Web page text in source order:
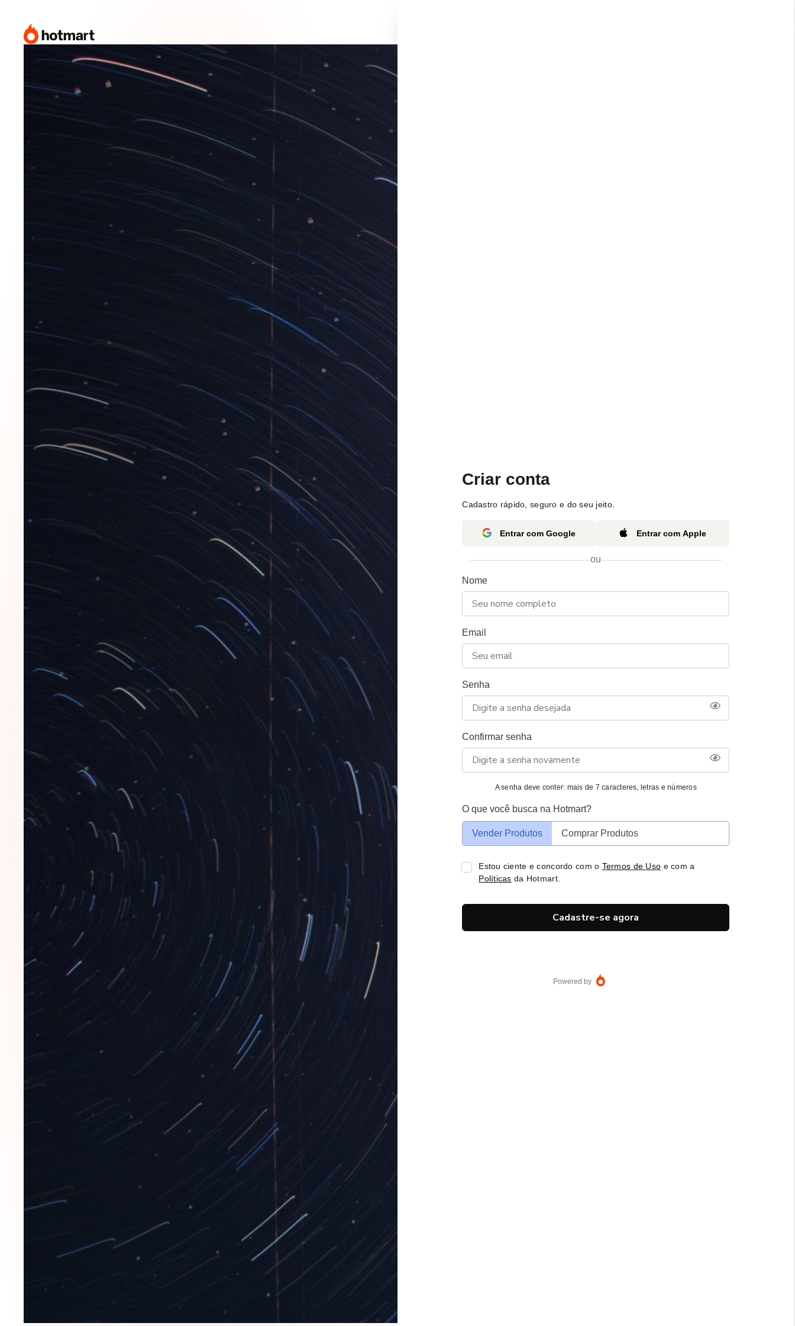
Criar conta
Cadastro rápido, seguro e do seu jeito.
Entrar com Google Entrar com Apple
ou
Nome
Email
Senha
Confirmar senha
A senha deve conter: mais de 7 caracteres, letras e números
O que você busca na Hotmart?
Vender Produtos Comprar Produtos
Estou ciente e concordo com o Termos de Uso e com a
Políticas da Hotmart.
Cadastre-se agora
Powered by